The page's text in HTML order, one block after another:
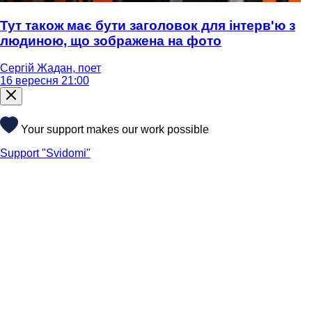
Тут також має бути заголовок для інтерв'ю з
людиною, що зображена на фото
Сергій Жадан, поет
16 вересня 21:00
Your support makes our work possible
Support "Svidomi"